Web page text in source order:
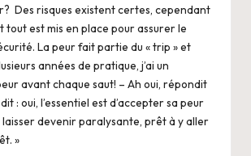
Des risques existent certes, cependant
tout est mis en place pour assurer le
La peur fait partie du « trip » et
années de pratique, j’ai un
avant chaque saut! – Ah oui, répondit
: oui, l’essentiel est d’accepter sa peur
laisser devenir paralysante, prêt à y aller
»